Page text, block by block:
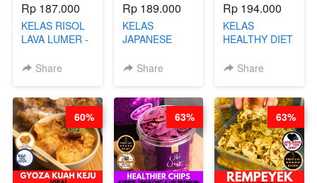
Rp 187.000
KELAS RISOL
LAVA LUMER -
KEKINIAN-BY
Share
Rp 189.000
KELAS
JAPANESE
KARAAGE - BY
Share
Rp 194.000
KELAS
HEALTHY DIET
BY BARISTA
Share
60% 63% 63%